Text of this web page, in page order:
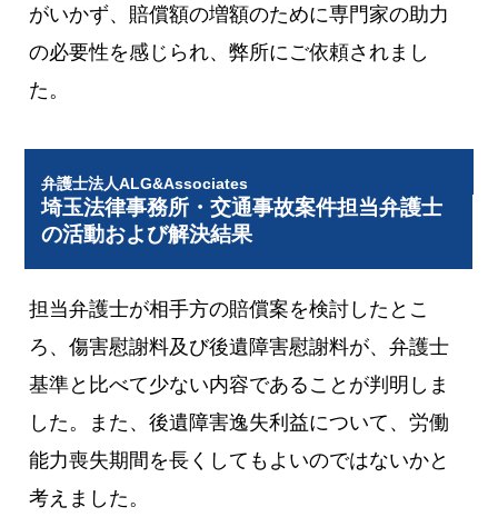
がいかず、賠償額の増額のために専門家の助力
の必要性を感じられ、弊所にご依頼されまし
た。
弁護士法人ALG&Associates
埼玉法律事務所・交通事故案件担当弁護士
の活動および解決結果
担当弁護士が相手方の賠償案を検討したとこ
ろ、傷害慰謝料及び後遺障害慰謝料が、弁護士
基準と比べて少ない内容であることが判明しま
した。また、後遺障害逸失利益について、労働
能力喪失期間を長くしてもよいのではないかと
考えました。